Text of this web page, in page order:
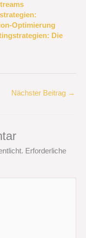
Optimierung
Die
Nächster Beitrag →
Erforderliche